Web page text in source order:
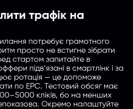
трафік на
потребує грамотного
просто не встигне зібрати
стартом запитайте в
підв’язані в смартлінк і за
ротація — це допоможе
по EPC. Тестовий обсяг має
кліків, бо на менших
Окремо налаштуйте